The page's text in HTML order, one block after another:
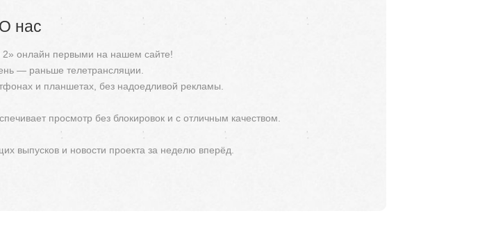
О нас
онлайн первыми на нашем сайте!
— раньше телетрансляции.
и планшетах, без надоедливой рекламы.
просмотр без блокировок и с отличным качеством.
выпусков и новости проекта за неделю вперёд.